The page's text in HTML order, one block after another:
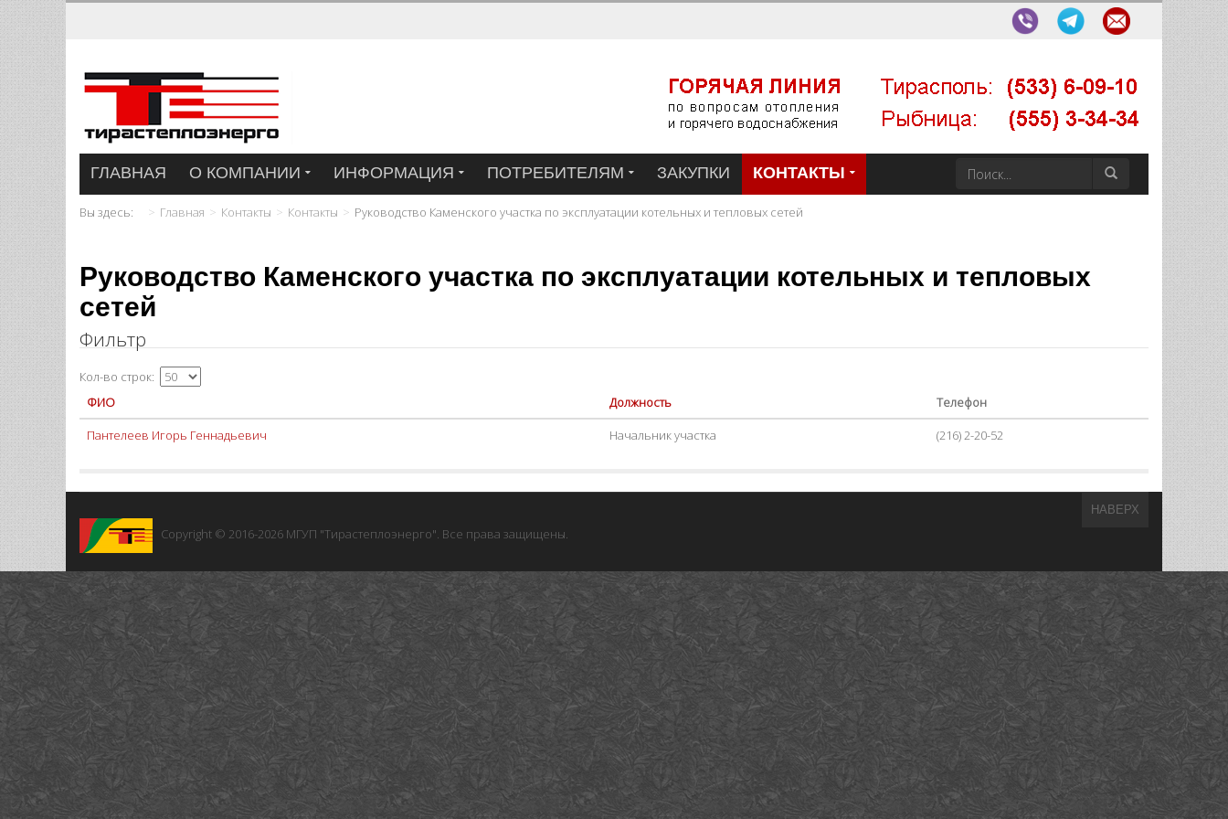
ГЛАВНАЯ О КОМПАНИИ ИНФОРМАЦИЯ ПОТРЕБИТЕЛЯМ ЗАКУПКИ КОНТАКТЫ
Вы здесь: Главная Контакты Контакты Руководство Каменского участка по эксплуатации котельных и тепловых сетей
Руководство Каменского участка по эксплуатации котельных и тепловых
сетей
Фильтр
Кол-во строк:
ФИО
Должность
Телефон
Пантелеев Игорь Геннадьевич
Начальник участка (216) 2-20-52
НАВЕРХ
Copyright © 2016-2026 МГУП "Тирастеплоэнерго". Все права защищены.